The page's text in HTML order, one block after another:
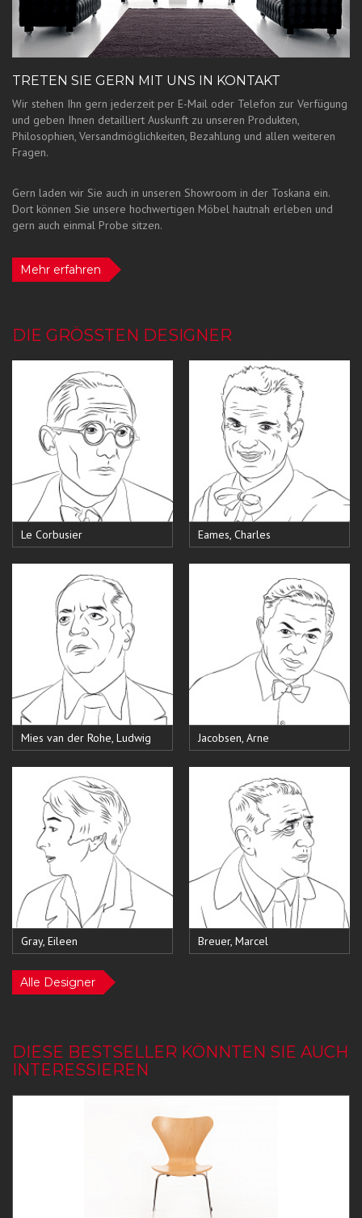
TRETEN SIE GERN MIT UNS IN KONTAKT
Wir stehen Ihn gern jederzeit per E-Mail oder Telefon zur Verfügung
und geben Ihnen detailliert Auskunft zu unseren Produkten,
Philosophien, Versandmöglichkeiten, Bezahlung und allen weiteren
Fragen.
Gern laden wir Sie auch in unseren Showroom in der Toskana ein.
Dort können Sie unsere hochwertigen Möbel hautnah erleben und
gern auch einmal Probe sitzen.
Mehr erfahren
DIE GRÖSSTEN DESIGNER
Le Corbusier Eames, Charles
Mies van der Rohe, Ludwig Jacobsen, Arne
Gray, Eileen Breuer, Marcel
Alle Designer
DIESE BESTSELLER KÖNNTEN SIE AUCH
INTERESSIEREN